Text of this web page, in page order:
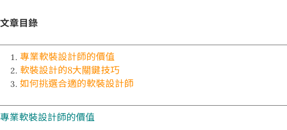
文章目錄
專業軟裝設計師的價值
軟裝設計的8大關鍵技巧
如何挑選合適的軟裝設計師
專業軟裝設計師的價值